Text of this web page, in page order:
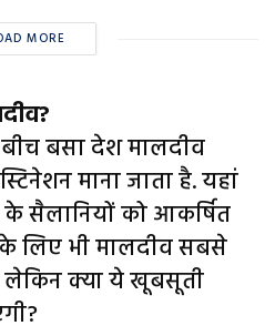
MORE
बसा देश मालदीव
माना जाता है. यहां
सैलानियों को आकर्षित
लिए भी मालदीव सबसे
लेकिन क्या ये खूबसूती